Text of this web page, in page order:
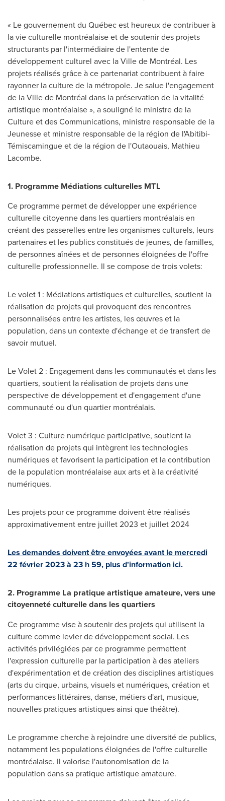
« Le gouvernement du Québec est heureux de contribuer à
la vie culturelle montréalaise et de soutenir des projets
structurants par l'intermédiaire de l'entente de
développement culturel avec la Ville de Montréal. Les
projets réalisés grâce à ce partenariat contribuent à faire
rayonner la culture de la métropole. Je salue l'engagement
de la Ville de Montréal dans la préservation de la vitalité
artistique montréalaise », a souligné le ministre de la
Culture et des Communications, ministre responsable de la
Jeunesse et ministre responsable de la région de l'Abitibi-
Témiscamingue et de la région de l'Outaouais, Mathieu
Lacombe.
1. Programme Médiations culturelles MTL
Ce programme permet de développer une expérience
culturelle citoyenne dans les quartiers montréalais en
créant des passerelles entre les organismes culturels, leurs
partenaires et les publics constitués de jeunes, de familles,
de personnes aînées et de personnes éloignées de l'offre
culturelle professionnelle. Il se compose de trois volets:
Le volet 1 : Médiations artistiques et culturelles, soutient la
réalisation de projets qui provoquent des rencontres
personnalisées entre les artistes, les œuvres et la
population, dans un contexte d'échange et de transfert de
savoir mutuel.
Le Volet2 : Engagement dans les communautés et dans les
quartiers, soutient la réalisation de projets dans une
perspective de développement et d'engagement d'une
communauté ou d'un quartier montréalais.
Volet 3 : Culture numérique participative, soutient la
réalisation de projets qui intègrent les technologies
numériques et favorisent la participation et la contribution
de la population montréalaise aux arts et à la créativité
numériques.
Les projets pour ce programme doivent être réalisés
approximativement entre juillet2023 et juillet 2024
Les demandes doivent être envoyées avant le mercredi
22 février 2023 à 23 h 59, plus d'information ici.
2. Programme La pratique artistique amateure, vers une
citoyenneté culturelle dans les quartiers
Ce programme vise à soutenir des projets qui utilisent la
culture comme levier de développement social. Les
activités privilégiées par ce programme permettent
l'expression culturelle par la participation à des ateliers
d'expérimentation et de création des disciplines artistiques
(arts du cirque, urbains, visuels et numériques, création et
performances littéraires, danse, métiers d'art, musique,
nouvelles pratiques artistiques ainsi que théâtre).
Le programme cherche à rejoindre une diversité de publics,
notamment les populations éloignées de l'offre culturelle
montréalaise. Il valorise l'autonomisation de la
population dans sa pratique artistique amateure.